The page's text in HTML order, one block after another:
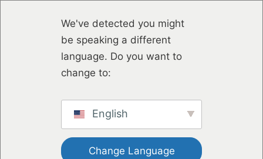
We've detected you might
be speaking a different
language. Do you want to
change to:
English
Change Language